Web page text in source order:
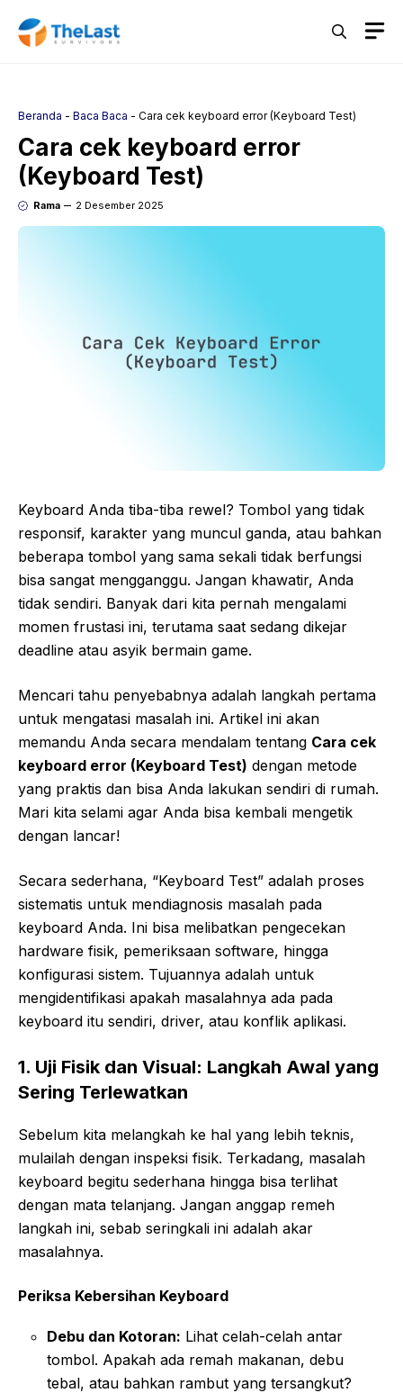
Beranda - Baca Baca - Cara cek keyboard error (Keyboard Test)
Cara cek keyboard error
(Keyboard Test)
Rama 2 Desember 2025
Keyboard Anda tiba-tiba rewel? Tombol yang tidak
responsif, karakter yang muncul ganda, atau bahkan
beberapa tombol yang sama sekali tidak berfungsi
bisa sangat mengganggu. Jangan khawatir, Anda
tidak sendiri. Banyak dari kita pernah mengalami
momen frustasi ini, terutama saat sedang dikejar
deadline atau asyik bermain game.
Mencari tahu penyebabnya adalah langkah pertama
untuk mengatasi masalah ini. Artikel ini akan
memandu Anda secara mendalam tentang Cara cek
keyboard error (Keyboard Test) dengan metode
yang praktis dan bisa Anda lakukan sendiri di rumah.
Mari kita selami agar Anda bisa kembali mengetik
dengan lancar!
Secara sederhana, “Keyboard Test” adalah proses
sistematis untuk mendiagnosis masalah pada
keyboard Anda. Ini bisa melibatkan pengecekan
hardware fisik, pemeriksaan software, hingga
konfigurasi sistem. Tujuannya adalah untuk
mengidentifikasi apakah masalahnya ada pada
keyboard itu sendiri, driver, atau konflik aplikasi.
1. Uji Fisik dan Visual: Langkah Awal yang
Sering Terlewatkan
Sebelum kita melangkah ke hal yang lebih teknis,
mulailah dengan inspeksi fisik. Terkadang, masalah
keyboard begitu sederhana hingga bisa terlihat
dengan mata telanjang. Jangan anggap remeh
langkah ini, sebab seringkali ini adalah akar
masalahnya.
Periksa Kebersihan Keyboard
Debu dan Kotoran: Lihat celah-celah antar
tombol. Apakah ada remah makanan, debu
tebal, atau bahkan rambut yang tersangkut?